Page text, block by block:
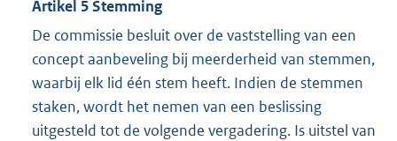
Artikel 5 Stemming
De commissie besluit over de vaststelling van een
concept aanbeveling bij meerderheid van stemmen,
waarbij elk lid één stem heeft. Indien de stemmen
staken, wordt het nemen van een beslissing
uitgesteld tot de volgende vergadering. Is uitstel van